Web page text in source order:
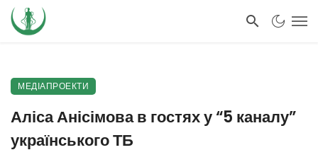
МЕДІАПРОЕКТИ
Аліса Анісімова в гостях у “5 каналу”
українського ТБ